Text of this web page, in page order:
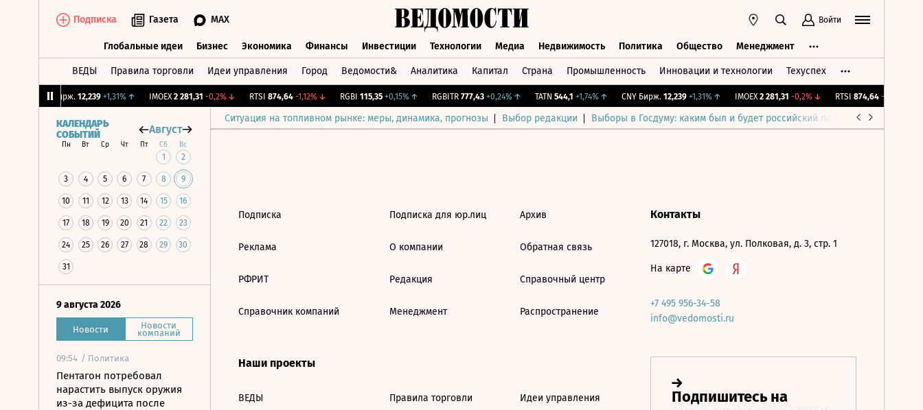
Подписка Газета MAX Войти
Глобальные идеи Бизнес Экономика Финансы Инвестиции Технологии Медиа Недвижимость Политика Общество Менеджмент
ВЕДЫ Правила торговли Идеи управления Город Ведомости& Аналитика Капитал Страна Промышленность Инновации и технологии Техуспех
CNY Бирж. 12,239 +1,31%↑ IMOEX 2 281,31 -0,2%↓ RTSI 874,64 -1,12%↓ RGBI 115,35 +0,15%↑ RGBITR 777,43 +0,24%↑ TATN 544,1 +1,74%↑ CNY Бирж. 12,239 +1,31%↑ IMOEX 2 281,31 -0,2%↓ RTSI 874,64 -1,12%
Ситуация на топливном рынке: меры, динамика, прогнозы Выбор редакции Выборы в Госдуму: каким был и будет российский парламент
КАЛЕНДАРЬ
СОБЫТИЙ
Август
Пн Вт Ср Чт Пт Сб Вс
1 2
3 4 5 6 7 8 9
10 11 12 13 14 15 16
17 18 19 20 21 22 23
24 25 26 27 28 29 30
31
9 августа 2026
Новости Новости
компаний
09:54 / Политика
Пентагон потребовал
нарастить выпуск оружия
из-за дефицита после
Подписка
Реклама
РФРИТ
Справочник компаний
Подписка для юр.лиц
О компании
Редакция
Менеджмент
Архив
Обратная связь
Справочный центр
Распространение
Наши проекты
ВЕДЫ Правила торговли Идеи управления
Контакты
127018, г. Москва, ул. Полковая, д. 3, стр. 1
На карте
+7 495 956-34-58
info@vedomosti.ru